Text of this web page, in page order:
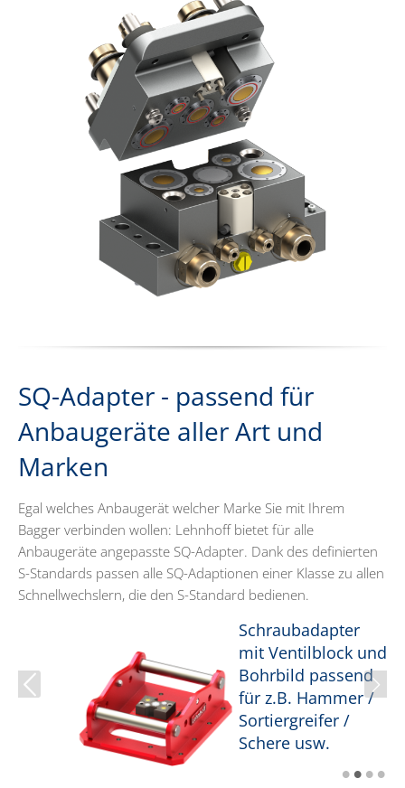
SQ-Adapter - passend für
Anbaugeräte aller Art und
Marken
Egal welches Anbaugerät welcher Marke Sie mit Ihrem
Bagger verbinden wollen: Lehnhoff bietet für alle
Anbaugeräte angepasste SQ-Adapter. Dank des definierten
S-Standards passen alle SQ-Adaptionen einer Klasse zu allen
Schnellwechslern, die den S-Standard bedienen.
Schraubadapter
mit Ventilblock und
Bohrbild passend
für z.B. Hammer /
Sortiergreifer /
Schere usw.
Zurück
••••